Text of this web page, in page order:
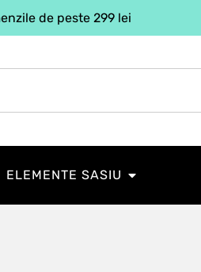
de peste 299 lei
ELEMENTE SASIU